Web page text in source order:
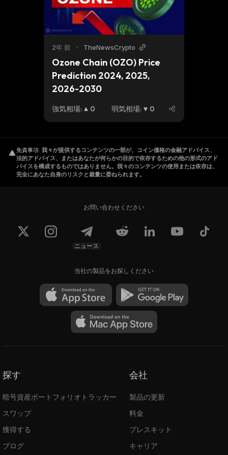
2年 前 • TheNewsCrypto
Ozone Chain (OZO) Price
Prediction 2024, 2025,
2026-2030
強気相場: 0 弱気相場: 0
免責事項. 我々が提供するコンテンツの一部が、コイン価格の金融アドバイス、
法的アドバイス、またはあなたが何らかの目的で依存するための他の形式のアド
バイスを構成するものではありません。我々のコンテンツの使用または依存は、
完全にあなた自身のリスクと裁量に委ねられます。
お問い合わせください
ニュース
当社の製品をお探しください
探す
暗号資産ポートフォリオトラッカー
スワップ
獲得する
ブログ
会社
製品の更新
料金
プレスキット
キャリア